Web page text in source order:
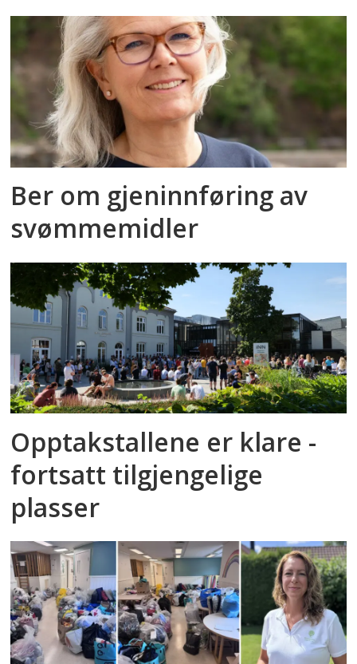
Ber om gjeninnføring av
svømmemidler
Opptakstallene er klare -
fortsatt tilgjengelige
plasser